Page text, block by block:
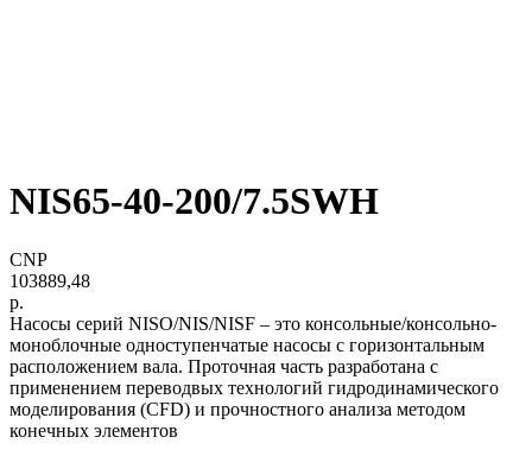
NIS65-40-200/7.5SWH
CNP
103889,48
р.
Насосы серий NISO/NIS/NISF – это консольные/консольно-
моноблочные одноступенчатые насосы с горизонтальным
расположением вала. Проточная часть разработана с
применением переводвых технологий гидродинамического
моделирования (CFD) и прочностного анализа методом
конечных элементов